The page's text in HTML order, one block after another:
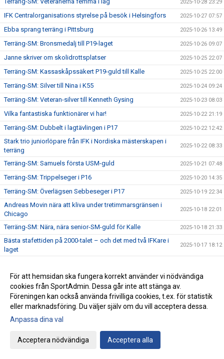
2025-10-28 23:29
IFK Centralorganisations styrelse på besök i Helsingfors 2025-10-27 07:57
Ebba sprang terräng i Pittsburg 2025-10-26 13:49
Terräng-SM: Bronsmedalj till P19-laget 2025-10-26 09:07
Janne skriver om skolidrottsplatser 2025-10-25 22:07
Terräng-SM: Kassaskåpssäkert P19-guld till Kalle 2025-10-25 22:00
Terräng-SM: Silver till Nina i K55 2025-10-24 09:24
Terräng-SM: Veteran-silver till Kenneth Gysing 2025-10-23 08:03
Vilka fantastiska funktionärer vi har! 2025-10-22 21:19
Terräng-SM: Dubbelt i lagtävlingen i P17 2025-10-22 12:42
Stark trio juniorlöpare från IFK i Nordiska mästerskapen i
terräng
2025-10-22 08:33
Terräng-SM: Samuels första USM-guld 2025-10-21 07:48
Terräng-SM: Trippelseger i P16 2025-10-20 14:35
Terräng-SM: Överlägsen Sebbeseger i P17 2025-10-19 22:34
Andreas Movin nära att kliva under tretimmarsgränsen i
Chicago
2025-10-18 22:01
Terräng-SM: Nära, nära senior-SM-guld för Kalle 2025-10-18 21:33
Bästa stafettiden på 2000-talet – och det med två IFKare i
laget
2025-10-17 18:12
Ebba 19:02 i 5 km-loppet i Fort Worth i Texas 2025-10-15 08:09
Lidingö trea i Klubbkampen 2025-10-14 09:31
Årets medlemsdag genomförd Lördagen den 11:e oktober
2025-10-13 09:10
Låt oss presentera vår nya - Elitkommitté!
För att hemsidan ska fungera korrekt använder vi nödvändiga
cookies från SportAdmin. Dessa går inte att stänga av.
Föreningen kan också använda frivilliga cookies, t.ex. för statistik
eller marknadsföring. Du väljer själv om du vill acceptera dessa.
Anpassa dina val
Acceptera nödvändiga Acceptera alla